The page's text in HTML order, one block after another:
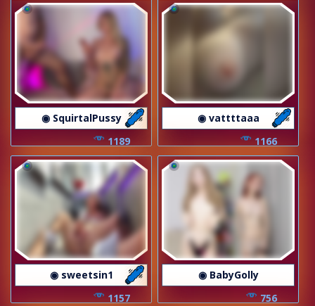
◉ SquirtalPussy
1189
◉ vattttaaa
1166
◉ sweetsin1
1157
◉ BabyGolly
756